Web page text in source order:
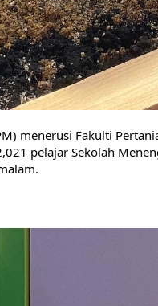
menerusi Fakulti
pelajar Sekolah